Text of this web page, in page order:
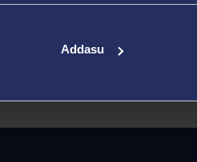
Addasu
yn cael eu cynnal bob awr